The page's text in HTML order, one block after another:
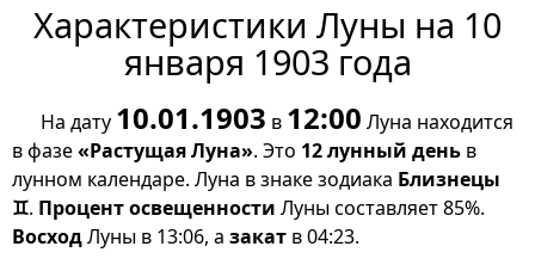
Характеристики Луны на 10
января 1903 года
На дату 10.01.1903 в 12:00 Луна находится
в фазе«Растущая Луна». Это 12 лунный день в
лунном календаре. Луна в знаке зодиака Близнецы
♊. Процент освещенности Луны составляет 85%.
ВосходЛуны в 13:06, а закат в 04:23.